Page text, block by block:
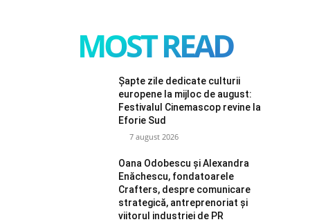
MOST READ
Șapte zile dedicate culturii
europene la mijloc de august:
Festivalul Cinemascop revine la
Eforie Sud
7 august 2026
Oana Odobescu și Alexandra
Enăchescu, fondatoarele
Crafters, despre comunicare
strategică, antreprenoriat și
viitorul industriei de PR